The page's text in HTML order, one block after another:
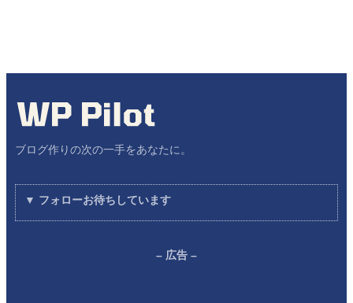
ブログ作りの次の一手をあなたに。
▼ フォローお待ちしています
– 広告 –